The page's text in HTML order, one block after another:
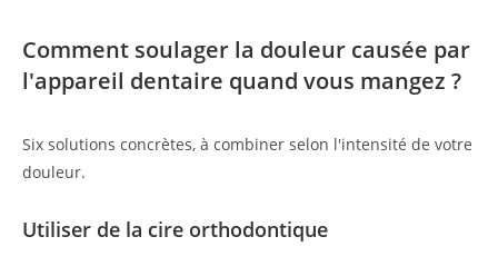
Comment soulager la douleur causée par
l'appareil dentaire quand vous mangez ?
Six solutions concrètes, à combiner selon l'intensité de votre
douleur.
Utiliser de la cire orthodontique